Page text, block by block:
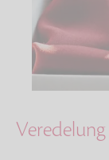
Veredelung